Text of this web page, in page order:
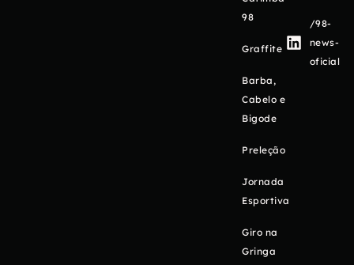
98
Graffite
Barba,
Cabelo e
Bigode
Preleção
Jornada
Esportiva
Giro na
Gringa
/98-
news-
oficial